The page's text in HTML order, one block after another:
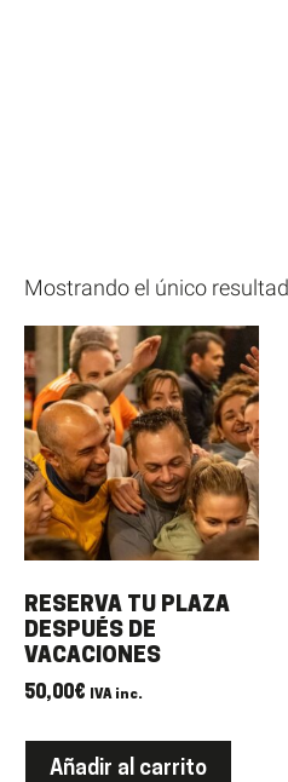
Mostrando el único
RESERVA TU PLAZA
DESPUÉS DE
VACACIONES
50,00€ IVA inc.
Añadir al carrito